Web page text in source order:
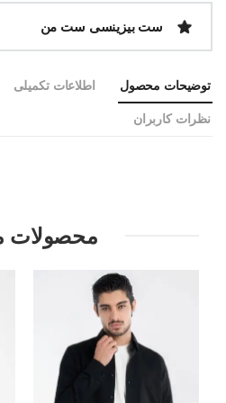
ست بیزینسی ست من
توضیحات محصول اطلاعات تکمیلی
نظرات کاربران
محصولات